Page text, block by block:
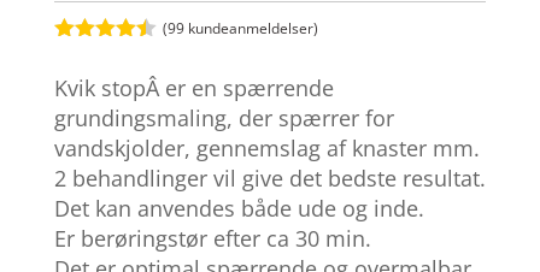
ud af 5
baseret
på
kundebedø
mmelser
(99 kundeanmeldelser)
Kvik stopÂ er en spærrende
grundingsmaling, der spærrer for
vandskjolder, gennemslag af knaster mm.
2 behandlinger vil give det bedste resultat.
Det kan anvendes både ude og inde.
Er berøringstør efter ca 30 min.